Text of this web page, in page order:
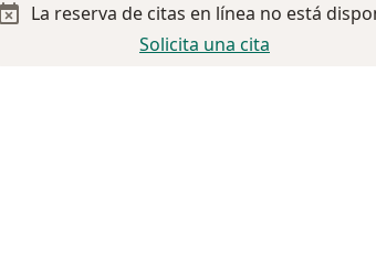
La reserva de citas en línea no está
Solicita una cita